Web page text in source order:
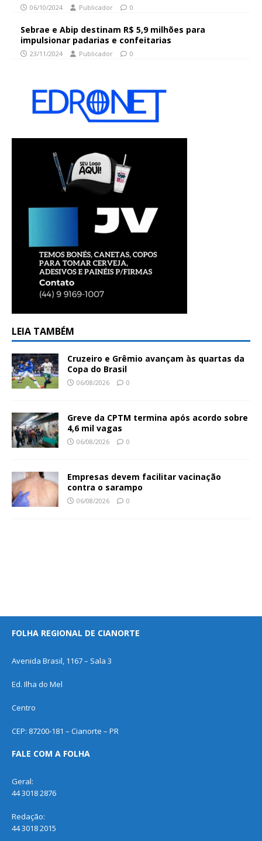
06/10/2024 Publicador 0
Sebrae e Abip destinam R$ 5,9 milhões para
impulsionar padarias e confeitarias
23/11/2024 Publicador 0
LEIA TAMBÉM
Cruzeiro e Grêmio avançam às quartas da
Copa do Brasil
06/08/2026 0
Greve da CPTM termina após acordo sobre
4,6 mil vagas
06/08/2026 0
Empresas devem facilitar vacinação
contra o sarampo
06/08/2026 0
FOLHA REGIONAL DE CIANORTE
Avenida Brasil, 1167 – Sala 3
Ed. Ilha do Mel
Centro
CEP: 87200-181 – Cianorte – PR
FALE COM A FOLHA
Geral:
44 3018 2876
Redação:
44 3018 2015